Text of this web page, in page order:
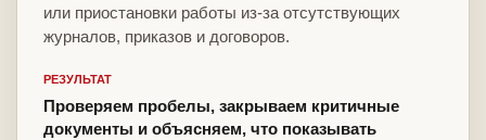
или приостановки работы из-за отсутствующих
журналов, приказов и договоров.
РЕЗУЛЬТАТ
Проверяем пробелы, закрываем критичные
документы и объясняем, что показывать